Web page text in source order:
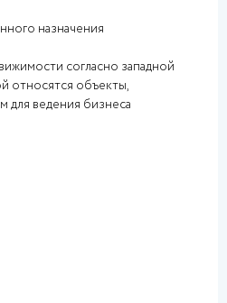
назначения
согласно западной
относятся объекты,
для ведения бизнеса